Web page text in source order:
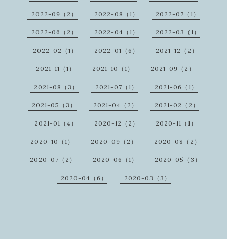
2022-09（2） 2022-08（1） 2022-07（1）
2022-06（2） 2022-04（1） 2022-03（1）
2022-02（1） 2022-01（6） 2021-12（2）
2021-11（1） 2021-10（1） 2021-09（2）
2021-08（3） 2021-07（1） 2021-06（1）
2021-05（3） 2021-04（2） 2021-02（2）
2021-01（4） 2020-12（2） 2020-11（1）
2020-10（1） 2020-09（2） 2020-08（2）
2020-07（2） 2020-06（1） 2020-05（3）
2020-04（6） 2020-03（3）